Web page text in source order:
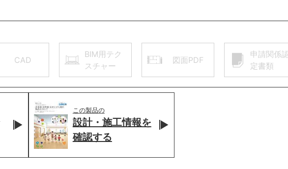
CAD
BIM用テク
スチャー
図面PDF
申請関係
定書類
この製品の
設計・施工情報を
確認する